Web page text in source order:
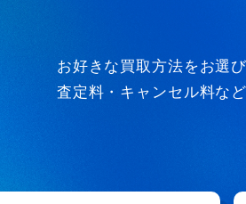
お好きな買取方法をお選
査定料・キャンセル料な